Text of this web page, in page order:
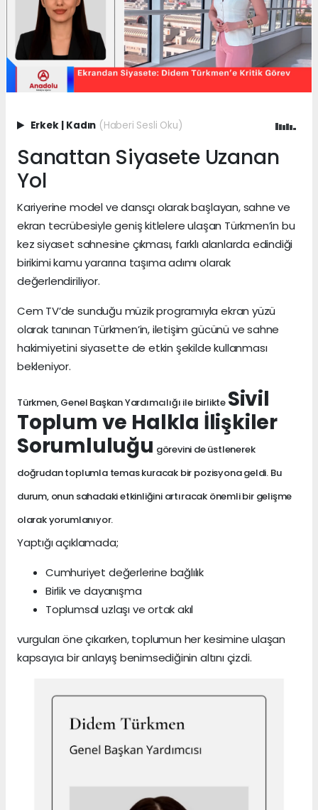
Erkek Kadın (Haberi Sesli Oku)
Sanattan Siyasete Uzanan
Yol
Kariyerine model ve dansçı olarak başlayan, sahne ve
ekran tecrübesiyle geniş kitlelere ulaşan Türkmen’in bu
kez siyaset sahnesine çıkması, farklı alanlarda edindiği
birikimi kamu yararına taşıma adımı olarak
değerlendiriliyor.
Cem TV’de sunduğu müzik programıyla ekran yüzü
olarak tanınan Türkmen’in, iletişim gücünü ve sahne
hakimiyetini siyasette de etkin şekilde kullanması
bekleniyor.
Türkmen, Genel Başkan Yardımcılığı ile birlikte Sivil
Toplum ve Halkla İlişkiler
Sorumluluğu görevini de üstlenerek
doğrudan toplumla temas kuracak bir pozisyona geldi. Bu
durum, onun sahadaki etkinliğini artıracak önemli bir gelişme
olarak yorumlanıyor.
Yaptığı açıklamada;
Cumhuriyet değerlerine bağlılık
Birlik ve dayanışma
Toplumsal uzlaşı ve ortak akıl
vurguları öne çıkarken, toplumun her kesimine ulaşan
kapsayıcı bir anlayış benimsediğinin altını çizdi.